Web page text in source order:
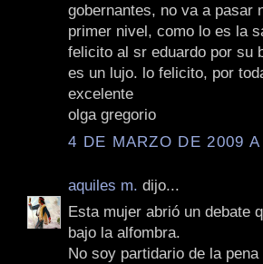
gobernantes, no va a pasar
primer nivel, como lo es la
felicito al sr eduardo por su
es un lujo. lo felicito, por
excelente
olga gregorio
4 DE MARZO DE 2009
aquiles m. dijo...
Esta mujer abrió un debate
bajo la alfombra.
No soy partidario de la